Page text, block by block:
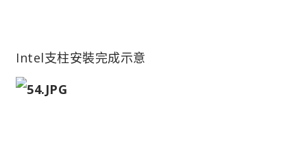
Intel支柱安裝完成示意